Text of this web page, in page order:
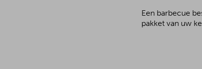
Een barbecue
pakket van uw